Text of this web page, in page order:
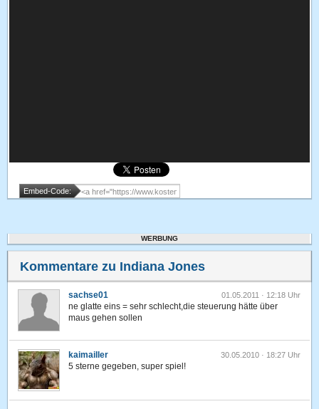
Embed-Code:
WERBUNG
Kommentare zu Indiana Jones
sachse01 01.05.2011 · 12:18 Uhr
ne glatte eins = sehr schlecht,die steuerung hätte über
maus gehen sollen
kaimailler 30.05.2010 · 18:27 Uhr
5 sterne gegeben, super spiel!